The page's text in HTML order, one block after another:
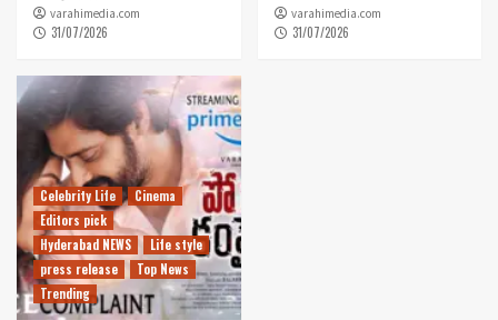
varahimedia.com
31/07/2026
varahimedia.com
31/07/2026
Celebrity Life
Cinema
Editors pick
Hyderabad NEWS
Life style
press release
Top News
Trending